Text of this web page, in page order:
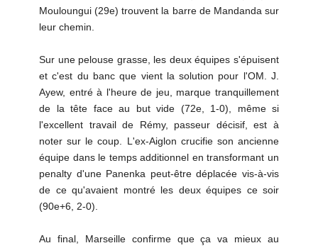
Mouloungui (29e) trouvent la barre de Mandanda sur
leur chemin.
Sur une pelouse grasse, les deux équipes s'épuisent
et c'est du banc que vient la solution pour l'OM. J.
Ayew, entré à l'heure de jeu, marque tranquillement
de la tête face au but vide (72e, 1-0), même si
l'excellent travail de Rémy, passeur décisif, est à
noter sur le coup. L'ex-Aiglon crucifie son ancienne
équipe dans le temps additionnel en transformant un
penalty d'une Panenka peut-être déplacée vis-à-vis
de ce qu'avaient montré les deux équipes ce soir
(90e+6, 2-0).
Au final, Marseille confirme que ça va mieux au